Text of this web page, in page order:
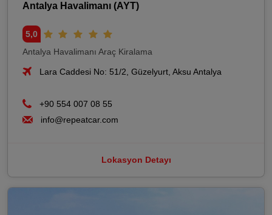
Antalya Havalimanı (AYT)
5,0
Antalya Havalimanı Araç Kiralama
Lara Caddesi No: 51/2, Güzelyurt, Aksu Antalya
+90 554 007 08 55
info@repeatcar.com
Lokasyon Detayı